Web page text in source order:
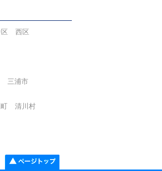
西区
三浦市
清川村